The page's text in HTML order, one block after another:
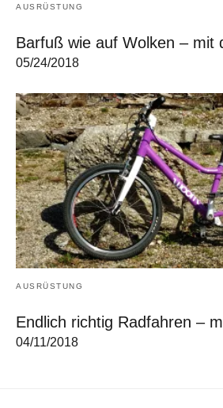
AUSRÜSTUNG
Barfuß wie auf Wolken – mit
05/24/2018
AUSRÜSTUNG
Endlich richtig Radfahren –
04/11/2018